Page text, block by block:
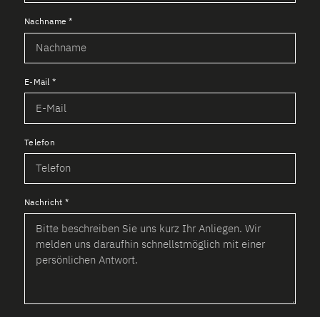
Nachname*
E-Mail *
Telefon
Nachricht *